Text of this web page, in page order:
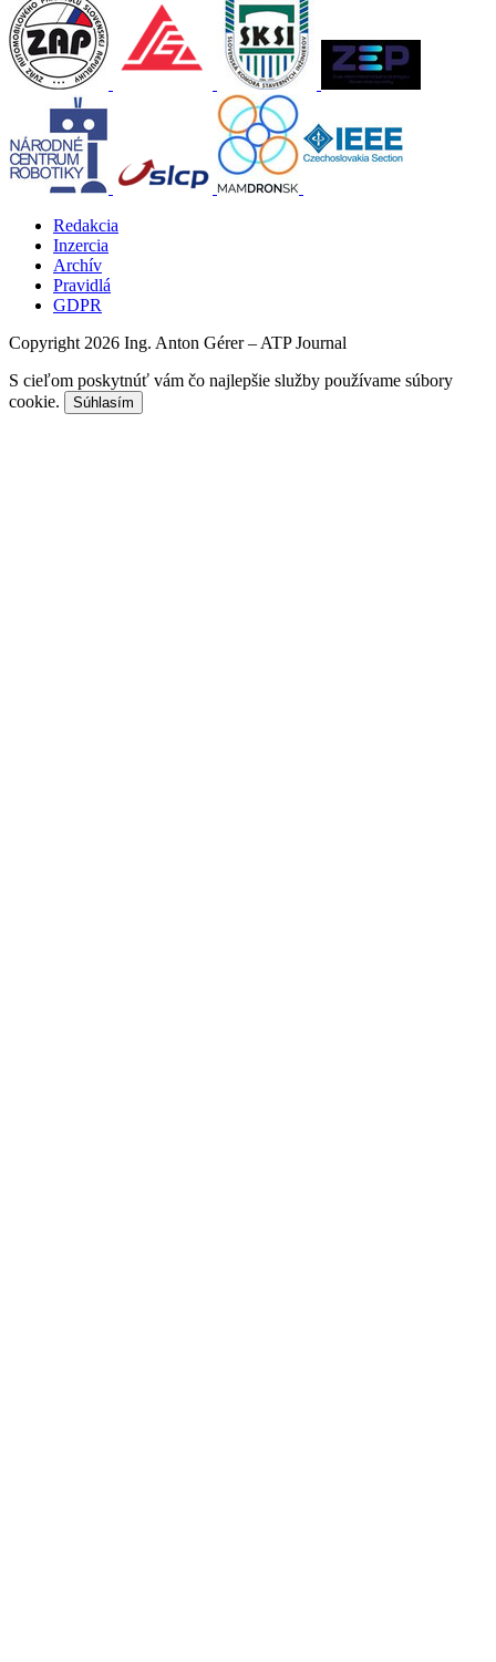
Redakcia
Inzercia
Archív
Pravidlá
GDPR
Copyright 2026 Ing. Anton Gérer – ATP Journal
S cieľom poskytnúť vám čo najlepšie služby používame súbory
cookie.
Súhlasím